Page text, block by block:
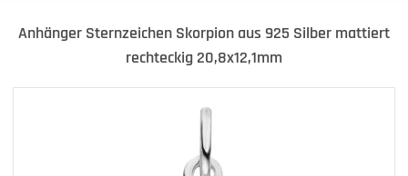
Anhänger Sternzeichen Skorpion aus 925 Silber mattiert
rechteckig 20,8x12,1mm